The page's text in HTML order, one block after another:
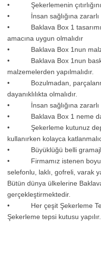
• Şekerlemenin çıtırlığını
• İnsan sağlığına zararlı
• Baklava Box 1 tasarımı
amacına uygun olmalıdır
• Baklava Box 1nun
• Baklava Box 1nun
malzemelerden yapılmalıdır.
• Bozulmadan,
dayanıklılıkta olmalıdır.
• İnsan sağlığına zararlı
• Baklava Box 1 neme
• Şekerleme kutunuz
kullanırken kolayca
• Büyüklüğü belli
• Firmamız istenen
selefonlu, laklı, gofreli, varak
Bütün dünya ülkelerine
gerçekleştirmektedir.
• Her çeşit Şekerleme
Şekerleme tepsi kutusu yapılır.